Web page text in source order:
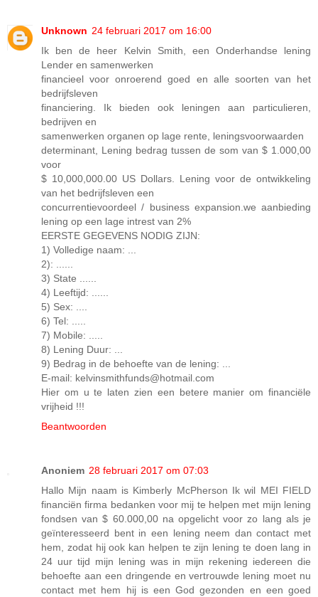
Unknown 24 februari 2017 om 16:00
Ik ben de heer Kelvin Smith, een Onderhandse lening
Lender en samenwerken
financieel voor onroerend goed en alle soorten van het
bedrijfsleven
financiering. Ik bieden ook leningen aan particulieren,
bedrijven en
samenwerken organen op lage rente, leningsvoorwaarden
determinant, Lening bedrag tussen de som van $ 1.000,00
voor
$ 10,000,000.00 US Dollars. Lening voor de ontwikkeling
van het bedrijfsleven een
concurrentievoordeel / business expansion.we aanbieding
lening op een lage intrest van 2%
EERSTE GEGEVENS NODIG ZIJN:
1) Volledige naam: ...
2): ......
3) State ......
4) Leeftijd: ......
5) Sex: ....
6) Tel: .....
7) Mobile: .....
8) Lening Duur: ...
9) Bedrag in de behoefte van de lening: ...
E-mail: kelvinsmithfunds@hotmail.com
Hier om u te laten zien een betere manier om financiële
vrijheid !!!
Beantwoorden
Anoniem 28 februari 2017 om 07:03
Hallo Mijn naam is Kimberly McPherson Ik wil MEI FIELD
financiën firma bedanken voor mij te helpen met mijn lening
fondsen van $ 60.000,00 na opgelicht voor zo lang als je
geïnteresseerd bent in een lening neem dan contact met
hem, zodat hij ook kan helpen te zijn lening te doen lang in
24 uur tijd mijn lening was in mijn rekening iedereen die
behoefte aan een dringende en vertrouwde lening moet nu
contact met hem hij is een God gezonden en een goed